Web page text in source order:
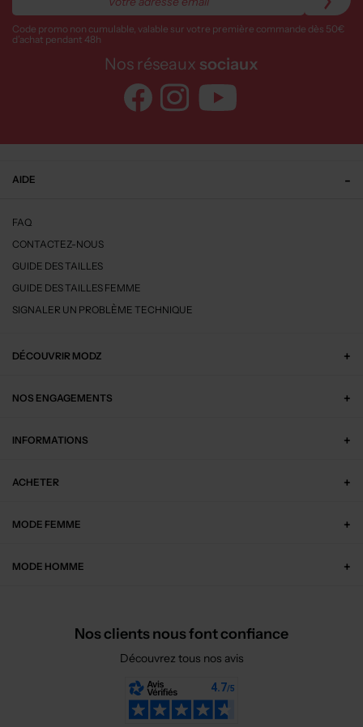
Code promo non cumulable, valable sur votre première commande dès 50€
d’achat pendant 48h
Nos réseaux sociaux
AIDE
FAQ
CONTACTEZ-NOUS
GUIDE DES TAILLES
GUIDE DES TAILLES FEMME
SIGNALER UN PROBLÈME TECHNIQUE
DÉCOUVRIR MODZ
NOS ENGAGEMENTS
INFORMATIONS
ACHETER
MODE FEMME
MODE HOMME
Nos clients nous font confiance
Découvrez tous nos avis